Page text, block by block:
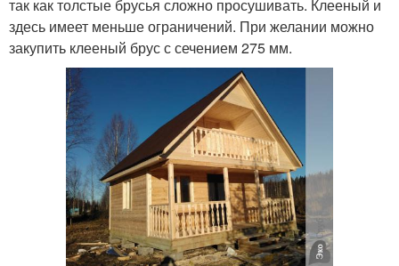
так как толстые брусья сложно просушивать. Клееный и
здесь имеет меньше ограничений. При желании можно
закупить клееный брус с сечением 275 мм.